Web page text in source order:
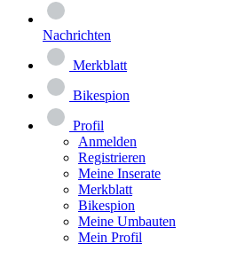
Nachrichten
Merkblatt
Bikespion
Profil
Anmelden
Registrieren
Meine Inserate
Merkblatt
Bikespion
Meine Umbauten
Mein Profil